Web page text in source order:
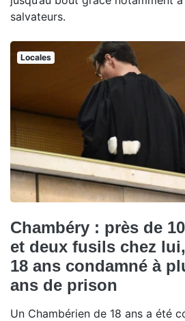
salvateurs.
Locales
Chambéry : près de
et deux fusils chez
18 ans condamné à
ans de prison
Un Chambérien de 18 ans a été